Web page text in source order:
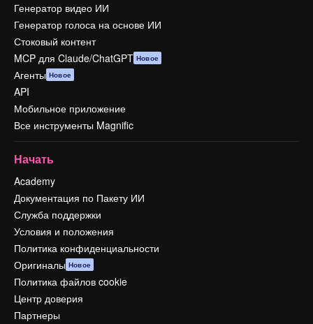
Генератор видео ИИ
Генератор голоса на основе ИИ
Стоковый контент
MCP для Claude/ChatGPT Новое
Агенты Новое
API
Мобильное приложение
Все инструменты Magnific
Начать
Academy
Документация по Пакету ИИ
Служба поддержки
Условия и положения
Политика конфиденциальности
Оригиналы Новое
Политика файлов cookie
Центр доверия
Партнеры